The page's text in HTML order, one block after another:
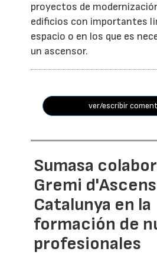
proyectos de
edificios con importantes
espacio o en los que es
un ascensor.
ver/escribir
Sumasa
Gremi
Catalunya en la
formación de
profesionales